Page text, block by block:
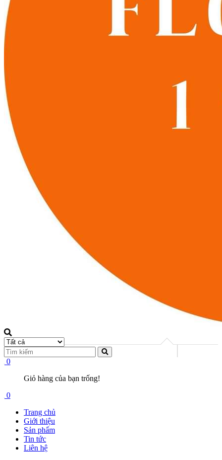
0
Giỏ hàng của bạn trống!
0
Trang chủ
Giới thiệu
Sản phẩm
Tin tức
Liên hệ